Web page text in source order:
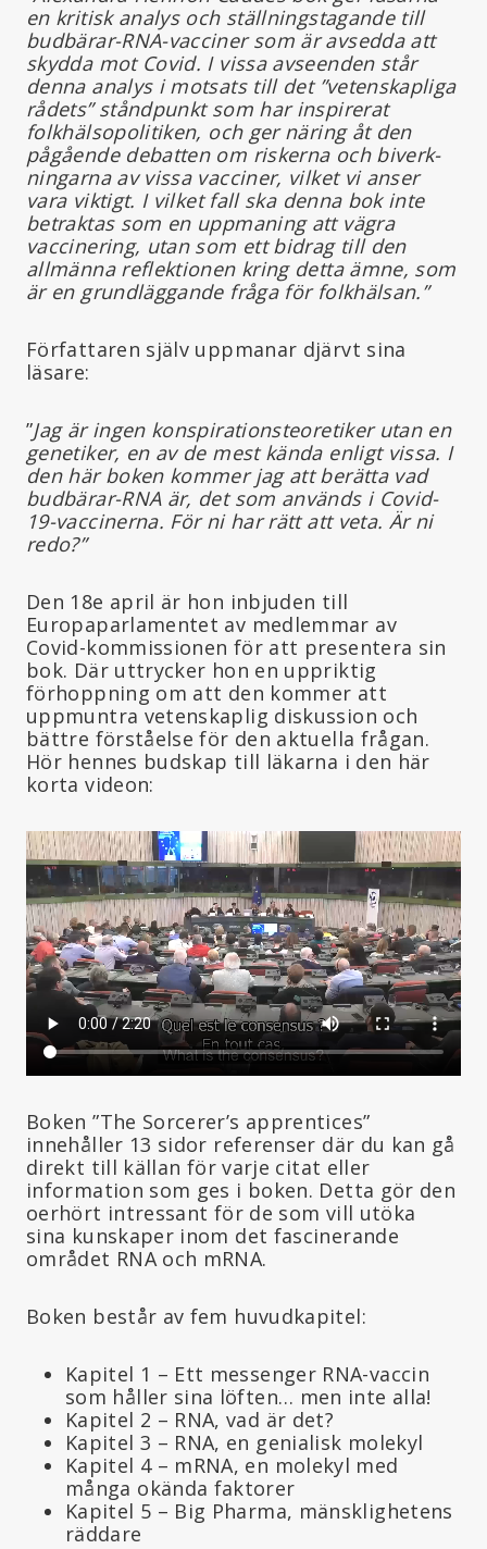
en kritisk analys och ställningstagande till
budbärar-RNA-vacciner som är avsedda att
skydda mot Covid. I vissa avseenden står
denna analys i motsats till det ”vetenskapliga
rådets” ståndpunkt som har inspirerat
folkhälsopolitiken, och ger näring åt den
pågående debatten om riskerna och biverk-
ningarna av vissa vacciner, vilket vi anser
vara viktigt. I vilket fall ska denna bok inte
betraktas som en uppmaning att vägra
vaccinering, utan som ett bidrag till den
allmänna reflektionen kring detta ämne, som
är en grundläggande fråga för folkhälsan.”
Författaren själv uppmanar djärvt sina
läsare:
”Jag är ingen konspirationsteoretiker utan en
genetiker, en av de mest kända enligt vissa. I
den här boken kommer jag att berätta vad
budbärar-RNA är, det som används i Covid-
19-vaccinerna. För ni har rätt att veta. Är ni
redo?”
Den 18e april är hon inbjuden till
Europaparlamentet av medlemmar av
Covid-kommissionen för att presentera sin
bok. Där uttrycker hon en uppriktig
förhoppning om att den kommer att
uppmuntra vetenskaplig diskussion och
bättre förståelse för den aktuella frågan.
Hör hennes budskap till läkarna i den här
korta videon:
Boken ”The Sorcerer’s apprentices”
innehåller 13 sidor referenser där du kan gå
direkt till källan för varje citat eller
information som ges i boken. Detta gör den
oerhört intressant för de som vill utöka
sina kunskaper inom det fascinerande
området RNA och mRNA.
Boken består av fem huvudkapitel:
Kapitel 1 – Ett messenger RNA-vaccin
som håller sina löften… men inte alla!
Kapitel 2 – RNA, vad är det?
Kapitel 3 – RNA, en genialisk molekyl
Kapitel 4 – mRNA, en molekyl med
många okända faktorer
Kapitel 5 – Big Pharma, mänsklighetens
räddare